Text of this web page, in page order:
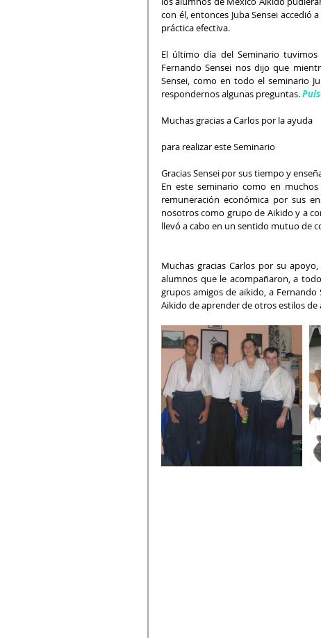
con él, entonces Juba Sensei
práctica efectiva.
El último día del Seminario
Fernando Sensei nos dijo que
Sensei, como en todo el seminario
respondernos algunas preguntas.
Muchas gracias a Carlos por la ayuda
para realizar este Seminario
Gracias Sensei por sus tiempo y
En este seminario como en
remuneración económica por sus
nosotros como grupo de Aikido y a
llevó a cabo en un sentido mutuo de
Muchas gracias Carlos por su
alumnos que le acompañaron, a
grupos amigos de aikido, a
Aikido de aprender de otros estilos